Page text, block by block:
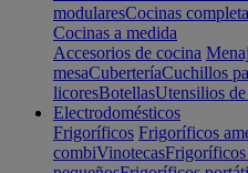
modularesCocinas
Cocinas a medida
Accesorios de cocina
mesaCuberteríaCuchillos
licoresBotellasUtensilios
Electrodomésticos
Frigoríficos Frigoríficos
combiVinotecasFrigoríficos